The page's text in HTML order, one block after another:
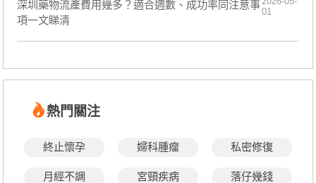
深圳藥物流產費用幾多？適合週數、成功率同注意事
項一文睇清
01
熱門關注
終止懷孕 婦科腫瘤 私密修復
月經不調 宮頸疾病 落仔幾錢